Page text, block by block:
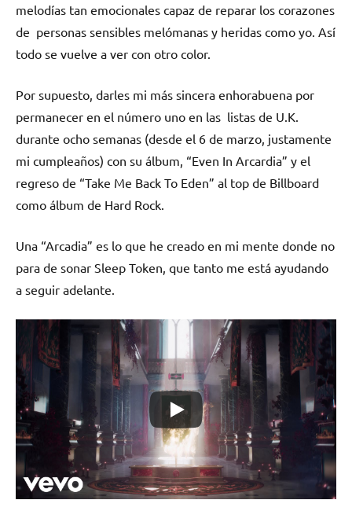
melodías tan emocionales capaz de reparar los corazones
de personas sensibles melómanas y heridas como yo. Así
todo se vuelve a ver con otro color.
Por supuesto, darles mi más sincera enhorabuena por
permanecer en el número uno en las listas de U.K.
durante ocho semanas (desde el 6 de marzo, justamente
mi cumpleaños) con su álbum, “Even In Arcardia” y el
regreso de “Take Me Back To Eden” al top de Billboard
como álbum de Hard Rock.
Una “Arcadia” es lo que he creado en mi mente donde no
para de sonar Sleep Token, que tanto me está ayudando
a seguir adelante.